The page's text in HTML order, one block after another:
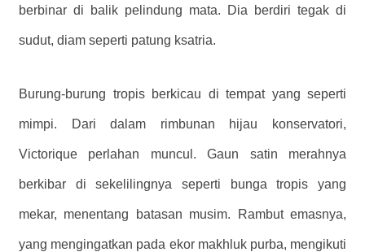
berbinar di balik pelindung mata. Dia berdiri tegak di
sudut, diam seperti patung ksatria.
Burung-burung tropis berkicau di tempat yang seperti
mimpi. Dari dalam rimbunan hijau konservatori,
Victorique perlahan muncul. Gaun satin merahnya
berkibar di sekelilingnya seperti bunga tropis yang
mekar, menentang batasan musim. Rambut emasnya,
yang mengingatkan pada ekor makhluk purba, mengikuti